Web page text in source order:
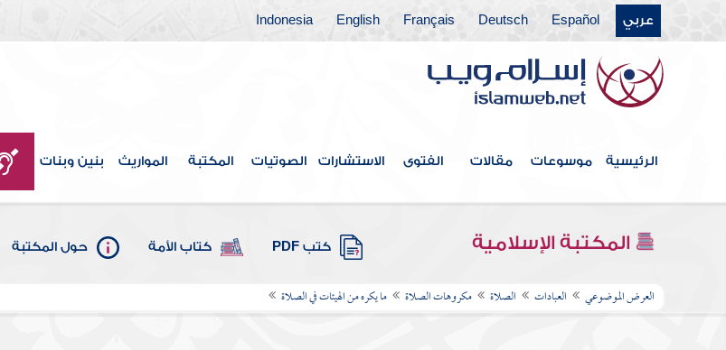
عربي Español
Deutsch
Français
English
Indonesia
الرئيسية موسوعات مقالات الفتوى الاستشارات الصوتيات المكتبة المواريث بنين وبنات
المكتبة الإسلامية كتب PDF كتاب الأمة حول المكتبة
العرض الموضوعي العبادات الصلاة مكروهات الصلاة ما يكره من الهيئات في الصلاة